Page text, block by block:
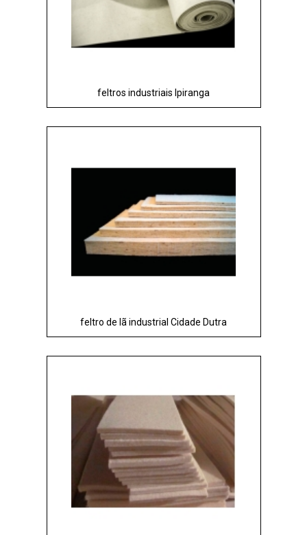
feltros industriais Ipiranga
feltro de lã industrial Cidade Dutra